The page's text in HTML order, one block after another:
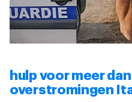
hulp voor meer
overstromingen